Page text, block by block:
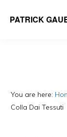
PATRICK
You are here:
Colla Dai Tessuti